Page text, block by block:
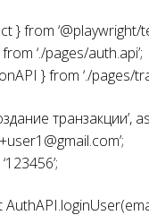
} from ‘@playwright/
‘./pages/auth.api’;
} from ‘./pages/
транзакции’,